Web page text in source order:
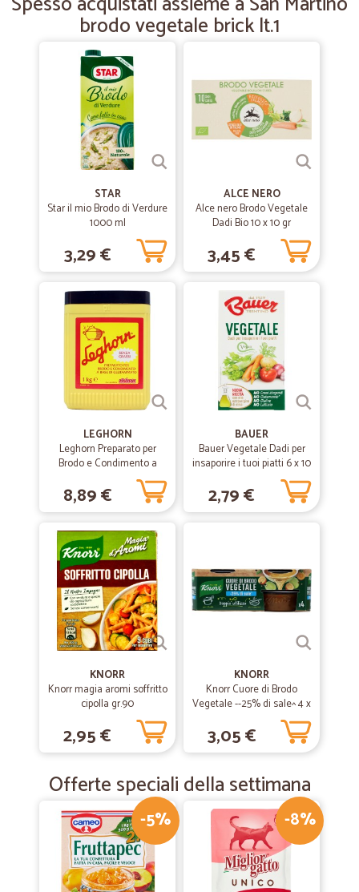
Giordano Z.
Consegna rapida
Consegna rapida, massima serietà.
brodo vegetale brick lt.1
STAR
Star il mio Brodo di Verdure
1000 ml
3,29 €
ALCE NERO
Alce nero Brodo Vegetale
Dadi Bio 10 x 10 gr
3,45 €
LEGHORN
Leghorn Preparato per
Brodo e Condimento a
Base di Glutammato 1 kg
8,89 €
BAUER
Bauer Vegetale Dadi per
insaporire i tuoi piatti 6 x 10
gr. senza glutammato
2,79 €
KNORR
Knorr magia aromi soffritto
cipolla gr.90
2,95 €
KNORR
Knorr Cuore di Brodo
Vegetale --25% di sale^ 4 x
3,05 €
Offerte speciali della settimana
-5% -8%